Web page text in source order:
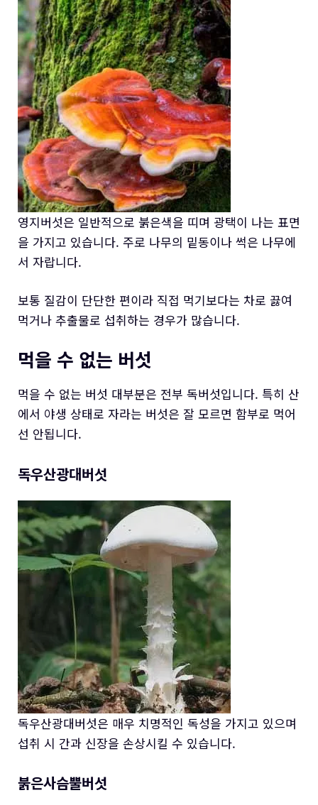
영지버섯은 일반적으로 붉은색을 띠며 광택이 나는 표면
을 가지고 있습니다. 주로 나무의 밑동이나 썩은 나무에
서 자랍니다.
보통 질감이 단단한 편이라 직접 먹기보다는 차로 끓여
먹거나 추출물로 섭취하는 경우가 많습니다.
먹을 수 없는 버섯
먹을 수 없는 버섯 대부분은 전부 독버섯입니다. 특히 산
에서 야생 상태로 자라는 버섯은 잘 모르면 함부로 먹어
선 안됩니다.
독우산광대버섯
독우산광대버섯은 매우 치명적인 독성을 가지고 있으며
섭취 시 간과 신장을 손상시킬 수 있습니다.
붉은사슴뿔버섯